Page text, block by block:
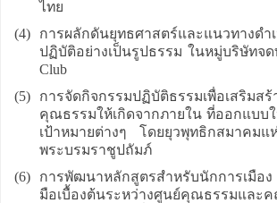
ไทย
(4)
การผลักดันยุทธศาสตร์และแนวทางดำ
ปฏิบัติอย่างเป็นรูปธรรม ในหมู่บริษัทจด
Club
(5)
การจัดกิจกรรมปฏิบัติธรรมเพื่อเสริมสร้
คุณธรรมให้เกิดจากภายใน ที่ออกแบบ
เป้าหมายต่างๆ โดยยุวพุทธิกสมาคมแ
พระบรมราชูปถัมภ์
(6)
การพัฒนาหลักสูตรสำหรับนักการเมื
มือเบื้องต้นระหว่างศูนย์คุณธรรมและ